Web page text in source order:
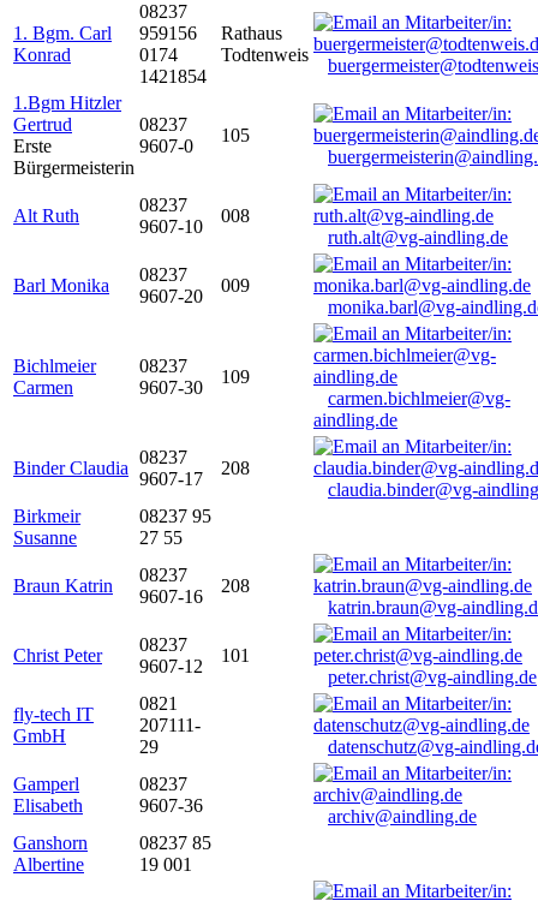
1. Bgm. Carl
Konrad
08237
959156
0174
1421854
Rathaus
Todtenweis
1.Bgm Hitzler
Gertrud
Erste
Bürgermeisterin
08237
9607-0
105
Alt Ruth
08237
9607-10
008
ruth.alt@vg-aindling.de
Barl Monika
08237
9607-20
009
monika.barl@vg-
Bichlmeier
Carmen
08237
9607-30
109
carmen.bichlmeier@vg-
aindling.de
Binder Claudia
08237
9607-17
208
claudia.binder@vg-
Birkmeir
Susanne
08237 95
27 55
Braun Katrin
08237
9607-16
208
katrin.braun@vg-
Christ Peter
08237
9607-12
101
peter.christ@vg-aindling.de
fly-tech IT
GmbH
0821
207111-
29
datenschutz@vg-
Gamperl
Elisabeth
08237
9607-36
archiv@aindling.de
Ganshorn
Albertine
08237 85
19 001